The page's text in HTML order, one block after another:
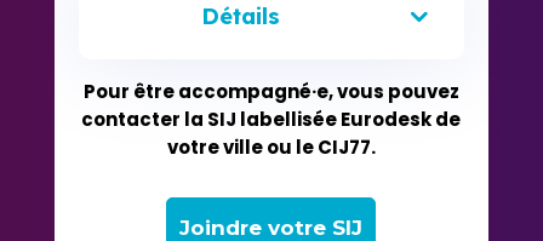
Détails
Pour être accompagné·e, vous pouvez
contacter la SIJ labellisée Eurodesk de
votre ville ou le CIJ77.
Joindre votre SIJ